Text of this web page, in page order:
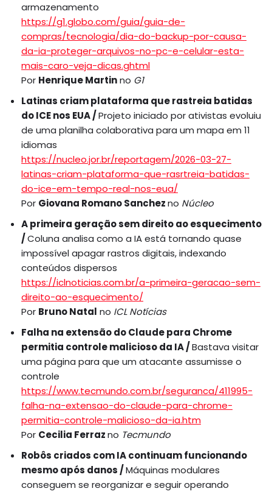
armazenamento
https://g1.globo.com/guia/guia-de-
compras/tecnologia/dia-do-backup-por-causa-
da-ia-proteger-arquivos-no-pc-e-celular-esta-
mais-caro-veja-dicas.ghtml
Por Henrique Martinno G1
Latinas criam plataforma que rastreia batidas
do ICE nos EUA /Projeto iniciado por ativistas evoluiu
de uma planilha colaborativa para um mapa em 11
idiomas
https://nucleo.jor.br/reportagem/2026-03-27-
latinas-criam-plataforma-que-rasrtreia-batidas-
do-ice-em-tempo-real-nos-eua/
Por Giovana Romano Sanchezno Núcleo
A primeira geração sem direito ao esquecimento
/Coluna analisa como a IA está tornando quase
impossível apagar rastros digitais, indexando
conteúdos dispersos
https://iclnoticias.com.br/a-primeira-geracao-sem-
direito-ao-esquecimento/
Por Bruno Natal no ICL Notícias
Falha na extensão do Claude para Chrome
permitia controle malicioso da IA /Bastava visitar
uma página para que um atacante assumisse o
controle
https://www.tecmundo.com.br/seguranca/411995-
falha-na-extensao-do-claude-para-chrome-
permitia-controle-malicioso-da-ia.htm
Por Cecilia Ferrazno Tecmundo
Robôs criados com IA continuam funcionando
mesmo após danos /Máquinas modulares
conseguem se reorganizar e seguir operando